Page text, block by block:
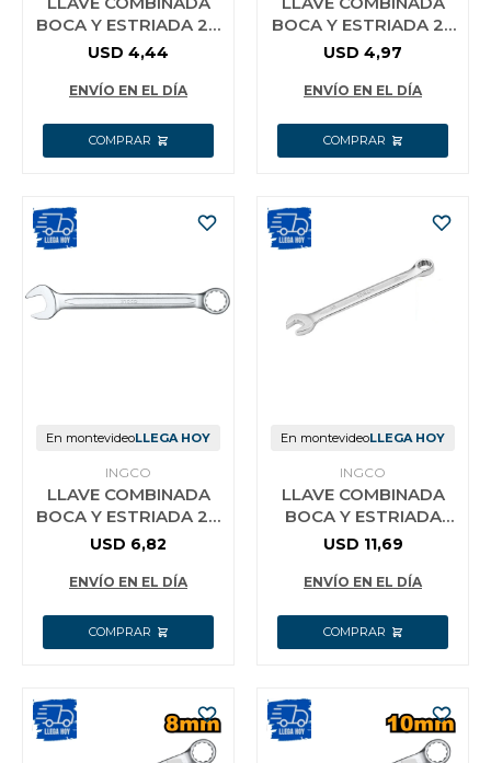
BOCA Y ESTRIADA 20
MM CR-V INGCO
USD 4,44
ENVÍO EN EL DÍA
BOCA Y ESTRIADA 22
MM CR-V INGCO
USD 4,97
ENVÍO EN EL DÍA
En montevideoLLEGA HOY
INGCO
LLAVE COMBINADA
BOCA Y ESTRIADA 24
MM CR-V INGCO
USD 6,82
ENVÍO EN EL DÍA
En montevideoLLEGA HOY
INGCO
LLAVE COMBINADA
BOCA Y ESTRIADA
30MM CR-V INGCO
USD 11,69
ENVÍO EN EL DÍA